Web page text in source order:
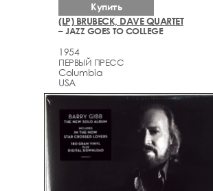
(LP) BRUBECK, DAVE QUARTET
– JAZZ GOES TO COLLEGE
1954
ПЕРВЫЙ ПРЕСС
Columbia
USA
Купить